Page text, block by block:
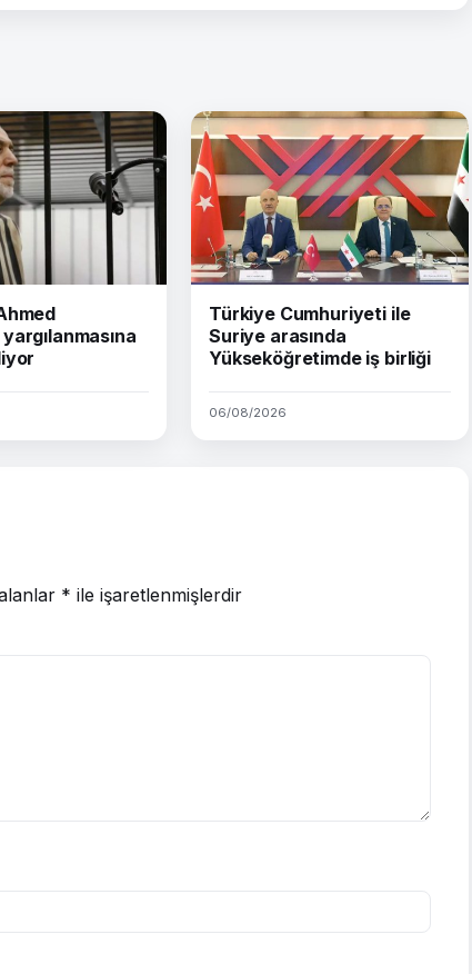
Türkiye Cumhuriyeti ile
Suriye arasında
Yükseköğretimde iş birliği
06/08/2026
* ile işaretlenmişlerdir